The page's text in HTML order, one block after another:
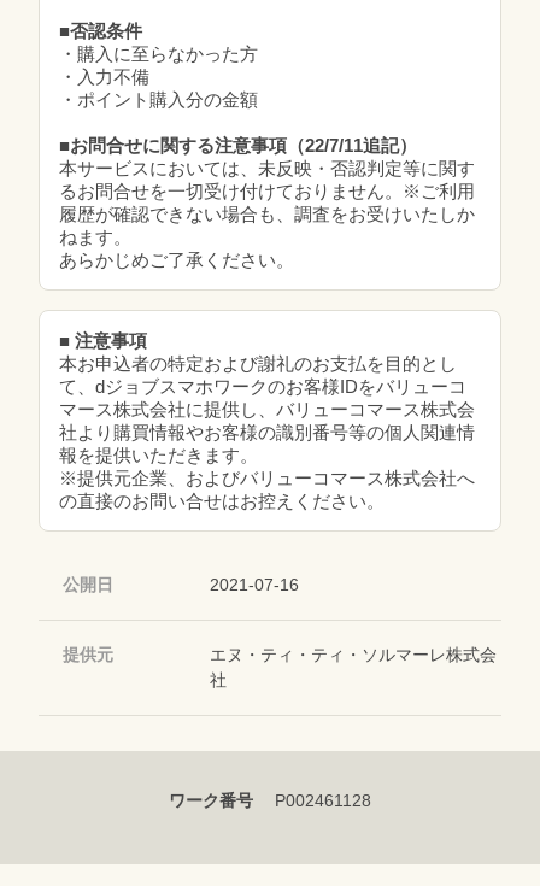
■否認条件
・購入に至らなかった方
・入力不備
・ポイント購入分の金額
■お問合せに関する注意事項（22/7/11追記）
本サービスにおいては、未反映・否認判定等に関す
るお問合せを一切受け付けておりません。※ご利用
履歴が確認できない場合も、調査をお受けいたしか
ねます。
あらかじめご了承ください。
■ 注意事項
本お申込者の特定および謝礼のお支払を目的とし
て、dジョブスマホワークのお客様IDをバリューコ
マース株式会社に提供し、バリューコマース株式会
社より購買情報やお客様の識別番号等の個人関連情
報を提供いただきます。
※提供元企業、およびバリューコマース株式会社へ
の直接のお問い合せはお控えください。
公開日 2021-07-16
提供元
エヌ・ティ・ティ・ソルマーレ株式会
社
ワーク番号 P002461128